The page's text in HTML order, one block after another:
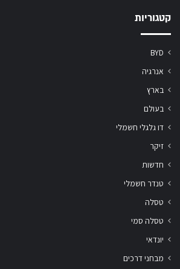
קטגוריות
BYD
אנרגיה
בארץ
בעולם
דו גלגלי חשמלי
זיקר
חדשות
טנדר חשמלי
טסלה
טסלה סמי
יונדאי
מבחני דרכים